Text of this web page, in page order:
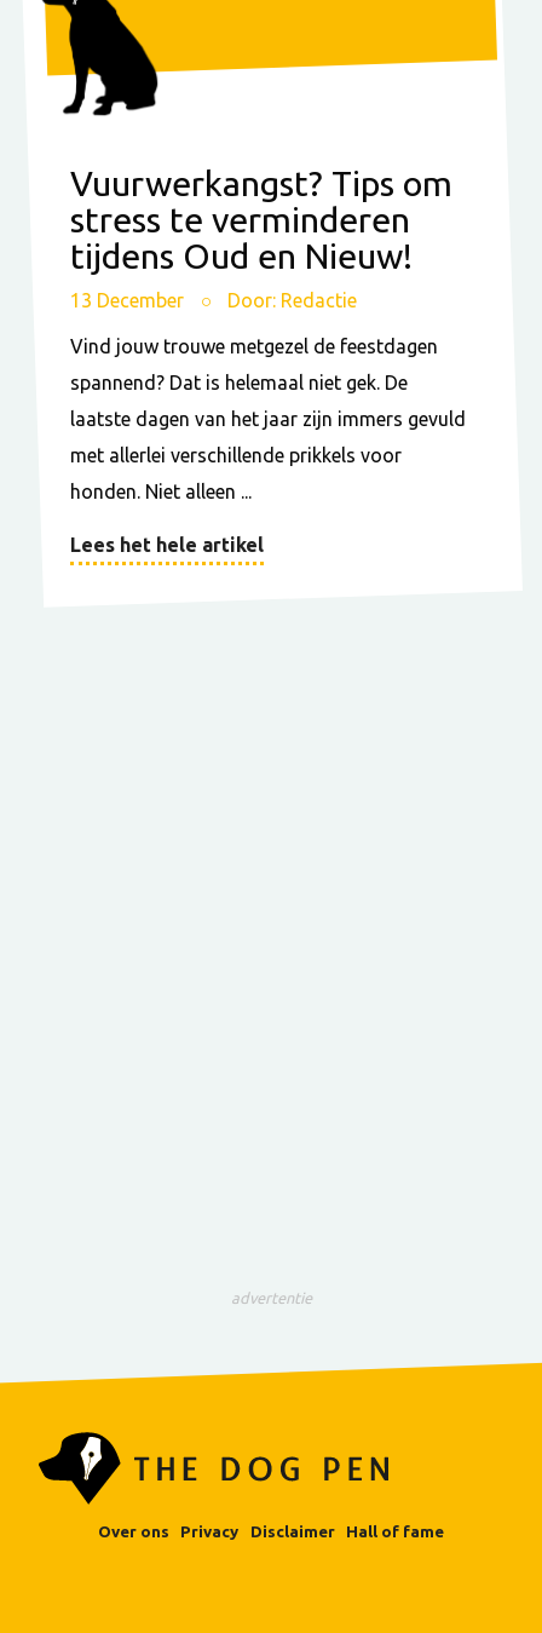
Vuurwerkangst? Tips om
stress te verminderen
tijdens Oud en Nieuw!
13 December Door: Redactie
Vind jouw trouwe metgezel de feestdagen
spannend? Dat is helemaal niet gek. De
laatste dagen van het jaar zijn immers gevuld
met allerlei verschillende prikkels voor
honden. Niet alleen ...
Lees het hele artikel
advertentie
Over ons Privacy Disclaimer Hall of fame